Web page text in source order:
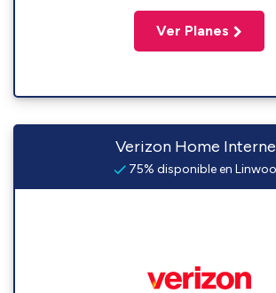
Ver Planes
Verizon Home
75% disponible en